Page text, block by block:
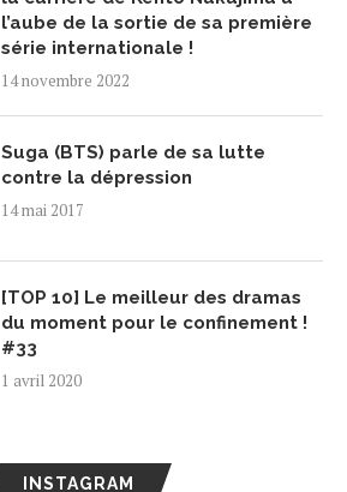
l’aube de la sortie de sa première
série internationale !
14 novembre 2022
Suga (BTS) parle de sa lutte
contre la dépression
14 mai 2017
[TOP 10] Le meilleur des dramas
du moment pour le confinement !
#33
1 avril 2020
INSTAGRAM